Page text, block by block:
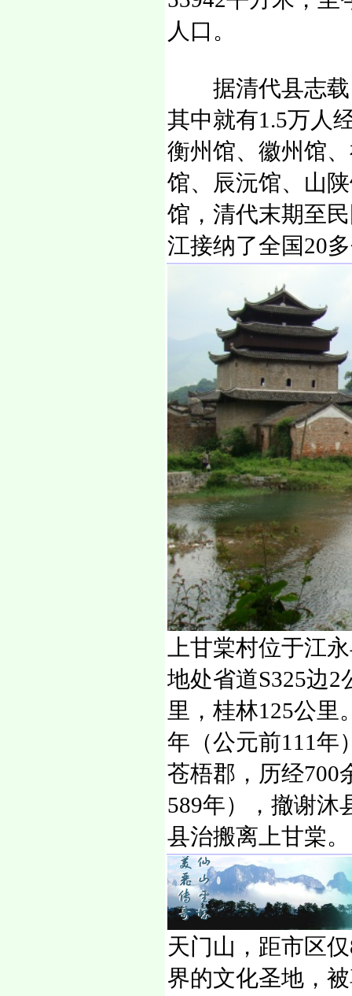
人口。
据清代县志载
其中就有1.5万人
衡州馆、徽州馆
馆、辰沅馆、山
馆，清代末期至
江接纳了全国20
上甘棠村位于江
地处省道S325边
里，桂林125公里
年（公元前111年
苍梧郡，历经700
589年），撤谢沐
县治搬离上甘棠。
天门山，距市区
界的文化圣地，